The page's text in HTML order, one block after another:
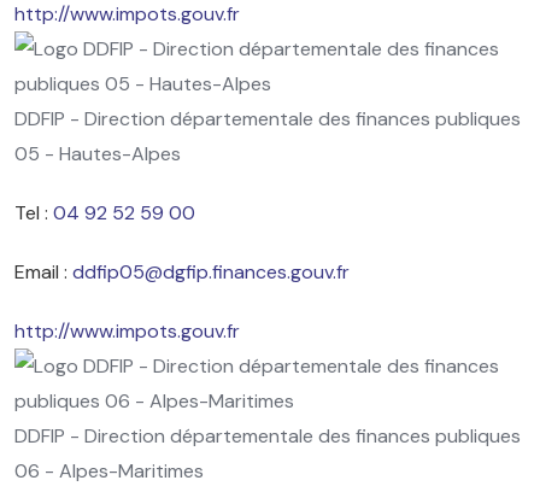
http://www.impots.gouv.fr
DDFIP - Direction départementale des finances publiques
05 - Hautes-Alpes
Tel : 04 92 52 59 00
Email : ddfip05@dgfip.finances.gouv.fr
http://www.impots.gouv.fr
DDFIP - Direction départementale des finances publiques
06 - Alpes-Maritimes